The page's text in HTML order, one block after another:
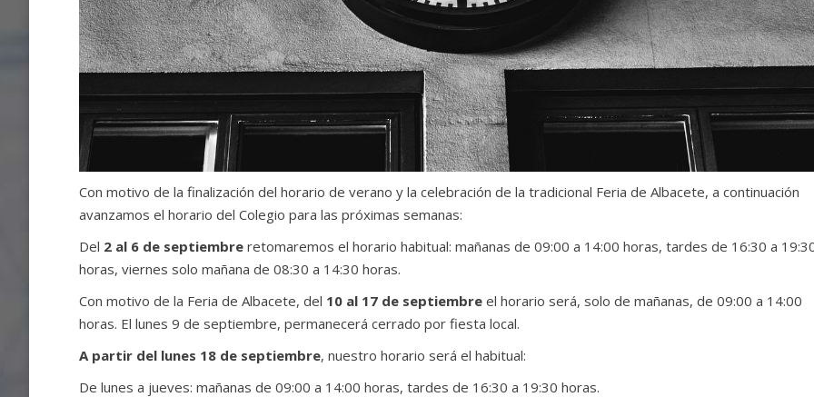
Con motivo de la finalización del horario de verano y la celebración de la tradicional Feria de Albacete, a continuación
avanzamos el horario del Colegio para las próximas semanas:
Del 2 al 6 de septiembre retomaremos el horario habitual: mañanas de 09:00 a 14:00 horas, tardes de 16:30 a
horas, viernes solo mañana de 08:30 a 14:30 horas.
Con motivo de la Feria de Albacete, del 10 al 17 de septiembre el horario será, solo de mañanas, de 09:00 a 14:00
horas. El lunes 9 de septiembre, permanecerá cerrado por fiesta local.
A partir del lunes 18 de septiembre, nuestro horario será el habitual:
De lunes a jueves: mañanas de 09:00 a 14:00 horas, tardes de 16:30 a 19:30 horas.